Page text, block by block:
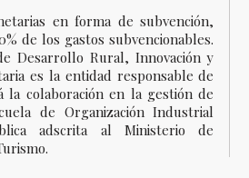
en forma de subvención,
de los gastos subvencionables.
Desarrollo Rural, Innovación y
es la entidad responsable de
la colaboración en la gestión de
de Organización Industrial
adscrita al Ministerio de